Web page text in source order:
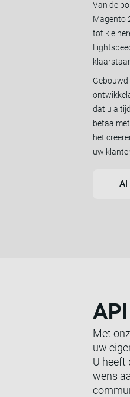
Van de
Magento
tot
dat u
het
uw
Al
API
Met
uw
U heeft
wens